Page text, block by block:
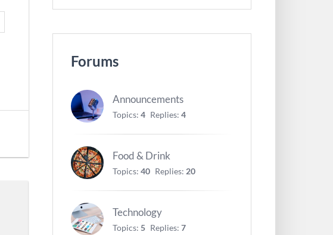
Forums
Announcements
Topics: 4 Replies: 4
Food & Drink
Topics: 40 Replies: 20
Technology
Topics: 5 Replies: 7